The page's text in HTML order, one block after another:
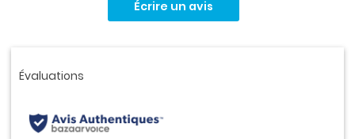
la
Écrire un avis